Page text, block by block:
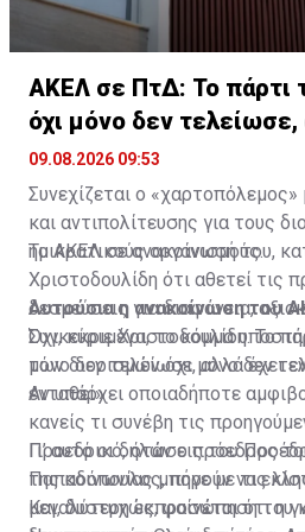
ΑΚΕΛ σε ΠτΔ: Το πάρτι
όχι μόνο δεν τελείωσε,
ενταθεί
09.08.2026 09:53
Συνεχίζεται ο
και αντιπολίτευσης για τους
ημικρατικούς οργανισμούς.
Το ΑΚΕΛ σε ανακοίνωσή του,
Χριστοδουλίδη ότι αθετεί τις
δεσμεύσεις για διαφάνεια,
Συγκεκριμένα, το κόμμα
των διορισμών όχι μόνο δεν
ενταθεί»
Αυτούσια η ανακοίνωση του
Όχι, κύριε Χριστοδουλίδη. Το
μόνο δεν τελείωσε, αλλά έχει
Αν υπάρχει οποιαδήποτε
κανείς τι συνέβη τις
Προεδρικό, όταν ο πρόεδρος
Παπαδόπουλος, πήγε με τις
μεγαλύτερη εκπροσώπηση του
Γι’ αυτό οι δηλώσεις του
της κοινωνίας μπορούν να
Και, δυστυχώς, φαίνεται ότι η